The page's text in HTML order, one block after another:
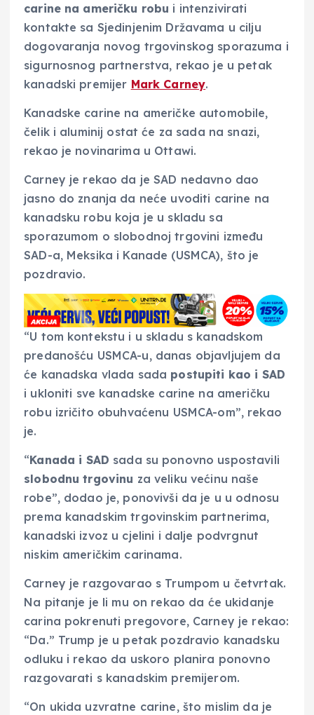
carine na američku robu i intenzivirati
kontakte sa Sjedinjenim Državama u cilju
dogovaranja novog trgovinskog sporazuma i
sigurnosnog partnerstva, rekao je u petak
kanadski premijer Mark Carney.
Kanadske carine na američke automobile,
čelik i aluminij ostat će za sada na snazi,
rekao je novinarima u Ottawi.
Carney je rekao da je SAD nedavno dao
jasno do znanja da neće uvoditi carine na
kanadsku robu koja je u skladu sa
sporazumom o slobodnoj trgovini između
SAD-a, Meksika i Kanade (USMCA), što je
pozdravio.
“U tom kontekstu i u skladu s kanadskom
predanošću USMCA-u, danas objavljujem da
će kanadska vlada sada postupiti kao i SAD
i ukloniti sve kanadske carine na američku
robu izričito obuhvaćenu USMCA-om”, rekao
je.
“Kanada i SAD sada su ponovno uspostavili
slobodnu trgovinu za veliku većinu naše
robe”, dodao je, ponovivši da je u u odnosu
prema kanadskim trgovinskim partnerima,
kanadski izvoz u cjelini i dalje podvrgnut
niskim američkim carinama.
Carney je razgovarao s Trumpom u četvrtak.
Na pitanje je li mu on rekao da će ukidanje
carina pokrenuti pregovore, Carney je rekao:
“Da.” Trump je u petak pozdravio kanadsku
odluku i rekao da uskoro planira ponovno
razgovarati s kanadskim premijerom.
“On ukida uzvratne carine, što mislim da je